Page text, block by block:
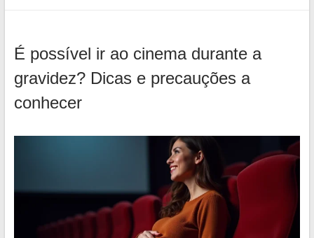
É possível ir ao cinema durante a
gravidez? Dicas e precauções a
conhecer